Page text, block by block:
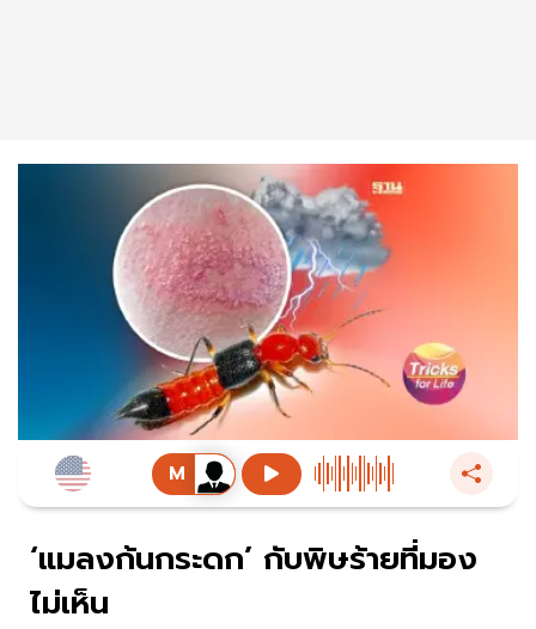
‘แมลงก้นกระดก’ กับพิษร้ายที่มอง
ไม่เห็น